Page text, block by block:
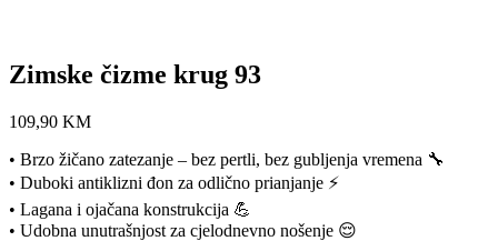
Zimske čizme krug 93
109,90 KM
• Brzo žičano zatezanje – bez pertli, bez gubljenja vremena 🔧
• Duboki antiklizni đon za odlično prianjanje ⚡
• Lagana i ojačana konstrukcija 💪
• Udobna unutrašnjost za cjelodnevno nošenje 😌